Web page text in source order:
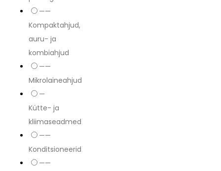
——
Kompaktahjud,
auru- ja
kombiahjud
——
Mikrolaineahjud
—
Kütte- ja
kliimaseadmed
——
Konditsioneerid
——